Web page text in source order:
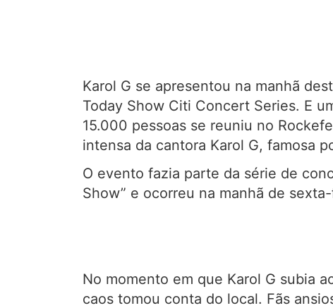
Karol G se apresentou na manhã
Today Show Citi Concert Series. E
15.000 pessoas se reuniu no
intensa da cantora Karol G, famosa
O evento fazia parte da série de
Show” e ocorreu na manhã de
No momento em que Karol G subia
caos tomou conta do local. Fãs